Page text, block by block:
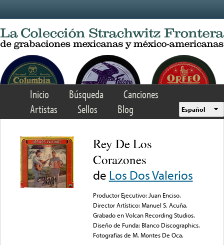
Inicio Búsqueda
Canciones
Artistas
Sellos Blog Español
Rey De Los
Corazones
de Los Dos Valerios
Productor Ejecutivo: Juan Enciso.
Director Artístico: Manuel S. Acuña.
Grabado en Volcan Recording Studios.
Diseño de Funda: Blanco Discographics.
Fotografias de M. Montes De Oca.